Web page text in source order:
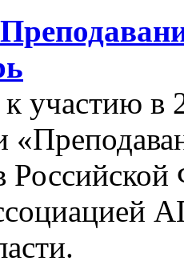
участию в